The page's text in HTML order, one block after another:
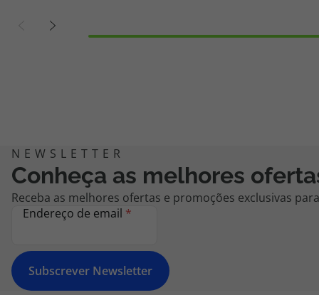
Conheça as melhores
Receba as melhores ofertas e promoções exclusivas
Endereço de email *
Subscrever Newsletter